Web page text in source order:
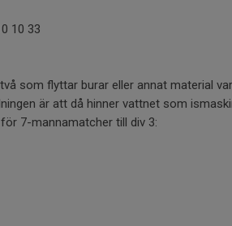
10 33
som flyttar burar eller annat material
är att då hinner vattnet som
7-mannamatcher till div 3: